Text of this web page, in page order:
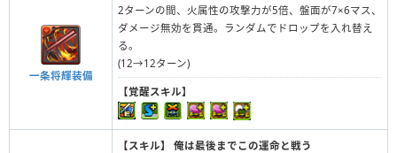
一条将輝装備
2ターンの間、火属性の攻撃力が5倍、盤面が7×6マス、
ダメージ無効を貫通。ランダムでドロップを入れ替え
る。
(12→12ターン)
【覚醒スキル】
【スキル】
俺は最後までこの運命と戦う